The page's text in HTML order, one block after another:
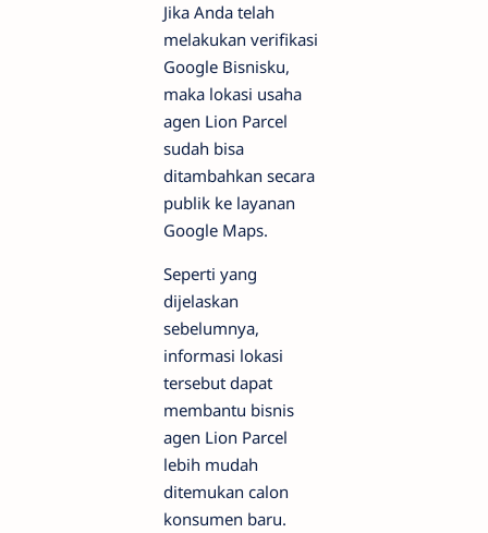
Jika Anda telah
melakukan verifikasi
Google Bisnisku,
maka lokasi usaha
agen Lion Parcel
sudah bisa
ditambahkan secara
publik ke layanan
Google Maps.
Seperti yang
dijelaskan
sebelumnya,
informasi lokasi
tersebut dapat
membantu bisnis
agen Lion Parcel
lebih mudah
ditemukan calon
konsumen baru.